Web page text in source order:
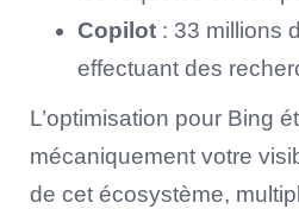
Copilot : 33 millions
effectuant des
L’optimisation pour Bing
mécaniquement votre
de cet écosystème,